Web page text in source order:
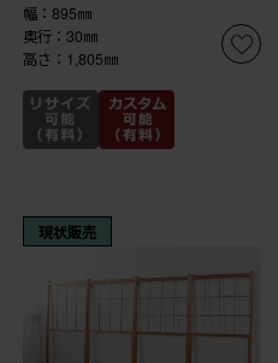
幅：895㎜
奥行：30㎜
高さ：1,805㎜
現状販売